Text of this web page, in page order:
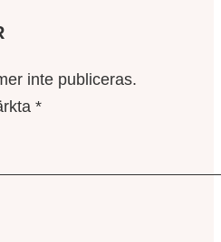
inte publiceras.
*